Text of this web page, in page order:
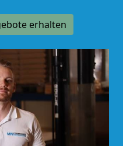
erhalten